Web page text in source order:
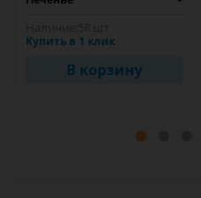
Купить в 1 клик
В корзину